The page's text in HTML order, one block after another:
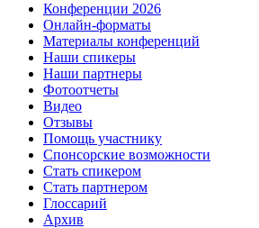
Конференции 2026
Онлайн-форматы
Материалы конференций
Наши спикеры
Наши партнеры
Фотоотчеты
Видео
Отзывы
Помощь участнику
Спонсорские возможности
Стать спикером
Стать партнером
Глоссарий
Архив